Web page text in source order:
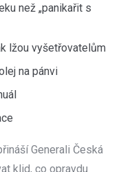
než „panikařit s
lžou vyšetřovatelům
na pánvi
Generali Česká
klid, co opravdu